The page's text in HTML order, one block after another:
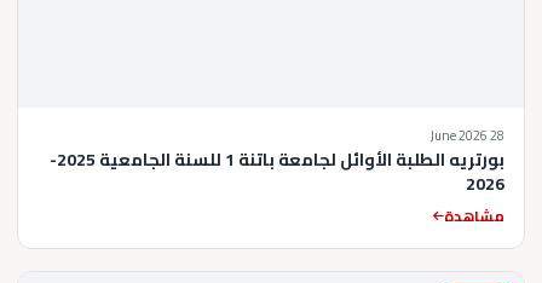
28 June 2026
بورتريه الطلبة الأوائل لجامعة باتنة 1 للسنة الجامعية 2025-
2026
مشاهدة